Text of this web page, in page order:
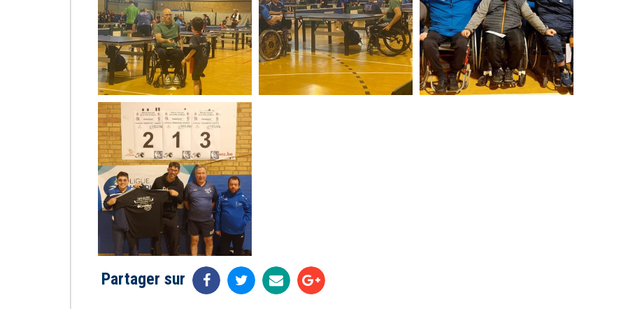
Partager sur